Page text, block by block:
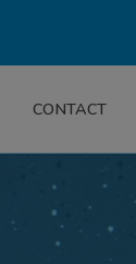
CONTACT